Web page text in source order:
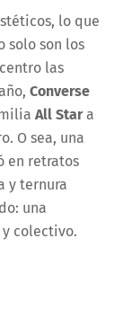
lo que
solo son los
las
Converse
All Stara
O sea, una
en retratos
y ternura
una
colectivo.